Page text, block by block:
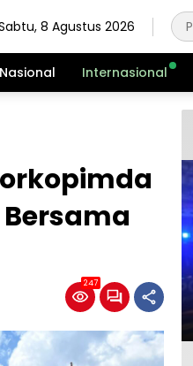
8 Agustus 2026
Nasional Internasional
247